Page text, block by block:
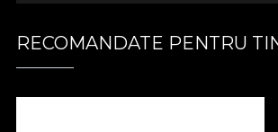
RECOMANDATE PENTRU